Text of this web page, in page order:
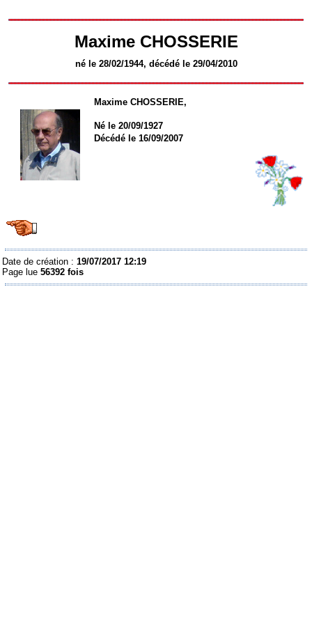
Maxime CHOSSERIE
né le 28/02/1944, décédé le 29/04/2010
Maxime CHOSSERIE,
Né le 20/09/1927
Décédé le 16/09/2007
Date de création :19/07/2017 12:19
Page lue56392 fois